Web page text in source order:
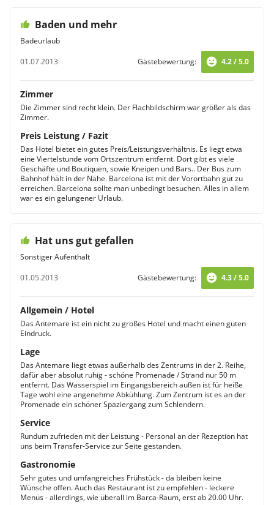
Baden und mehr
Badeurlaub
01.07.2013
Gästebewertung: 4.2 / 5.0
Zimmer
Die Zimmer sind recht klein. Der Flachbildschirm war größer als das
Zimmer.
Preis Leistung / Fazit
Das Hotel bietet ein gutes Preis/Leistungsverhältnis. Es liegt etwa
eine Viertelstunde vom Ortszentrum entfernt. Dort gibt es viele
Geschäfte und Boutiquen, sowie Kneipen und Bars.. Der Bus zum
Bahnhof hält in der Nähe. Barcelona ist mit der Vorortbahn gut zu
erreichen. Barcelona sollte man unbedingt besuchen. Alles in allem
war es ein gelungener Urlaub.
Hat uns gut gefallen
Sonstiger Aufenthalt
01.05.2013
Gästebewertung: 4.3 / 5.0
Allgemein / Hotel
Das Antemare ist ein nicht zu großes Hotel und macht einen guten
Eindruck.
Lage
Das Antemare liegt etwas außerhalb des Zentrums in der 2. Reihe,
dafür aber absolut ruhig - schöne Promenade / Strand nur 50 m
entfernt. Das Wasserspiel im Eingangsbereich außen ist für heiße
Tage wohl eine angenehme Abkühlung. Zum Zentrum ist es an der
Promenade ein schöner Spaziergang zum Schlendern.
Service
Rundum zufrieden mit der Leistung - Personal an der Rezeption hat
uns beim Transfer-Service zur Seite gestanden.
Gastronomie
Sehr gutes und umfangreiches Frühstück - da bleiben keine
Wünsche offen. Auch das Restaurant ist zu empfehlen - leckere
Menüs - allerdings, wie überall im Barca-Raum, erst ab 20.00 Uhr.